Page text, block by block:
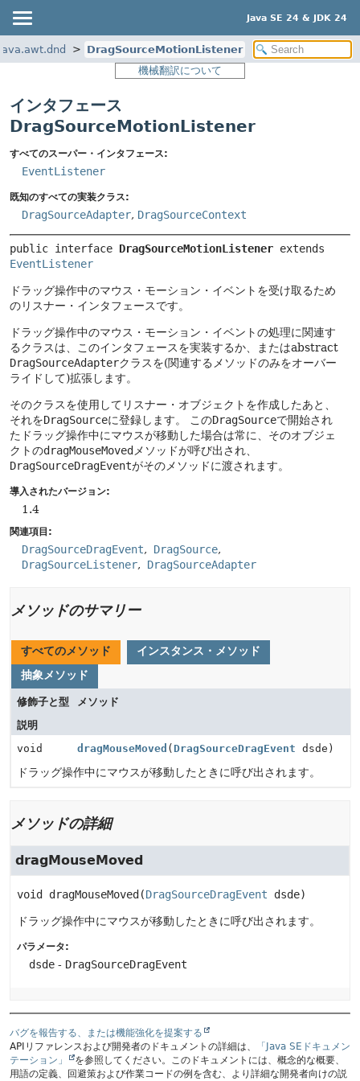
Java SE 24 & JDK 24
DragSourceMotionListener
機械翻訳について
インタフェース
DragSourceMotionListener
すべてのスーパー・インタフェース:
EventListener
既知のすべての実装クラス:
DragSourceAdapter, DragSourceContext
public interface DragSourceMotionListener
EventListener
ドラッグ操作中のマウス・モーション・イベントを受け取るため
のリスナー・インタフェースです。
ドラッグ操作中のマウス・モーション・イベントの処理に関連す
るクラスは、このインタフェースを実装するか、またはabstract
DragSourceAdapterクラスを(関連するメソッドのみをオーバー
ライドして)拡張します。
そのクラスを使用してリスナー・オブジェクトを作成したあと、
それをDragSourceに登録します。 このDragSourceで開始され
たドラッグ操作中にマウスが移動した場合は常に、そのオブジェ
クトのdragMouseMoved メソッドが呼び出され、
DragSourceDragEventがそのメソッドに渡されます。
導入されたバージョン:
1.4
関連項目:
DragSourceDragEvent
DragSource
DragSourceListener
DragSourceAdapter
メソッドのサマリー
すべてのメソッド
インスタンス・メソッド
抽象メソッド
修飾子と型
メソッド
説明
void
dragMouseMoved ( DragSourceDragEvent dsde)
ドラッグ操作中にマウスが移動したときに呼び出されます。
メソッドの詳細
dragMouseMoved
void dragMouseMoved (DragSourceDragEvent dsde)
ドラッグ操作中にマウスが移動したときに呼び出されます。
パラメータ:
dsde - DragSourceDragEvent
バグを報告する、または機能強化を提案する
APIリファレンスおよび開発者のドキュメントの詳細は、
「Java SEドキュメン
テーション」
を参照してください。このドキュメントには、概念的な概要、
用語の定義、回避策および作業コードの例を含む、より詳細な開発者向けの説